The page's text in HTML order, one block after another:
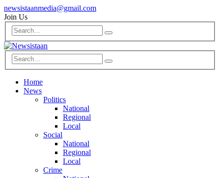
newsistaanmedia@gmail.com
Join Us
Home
News
Politics
National
Regional
Local
Social
National
Regional
Local
Crime